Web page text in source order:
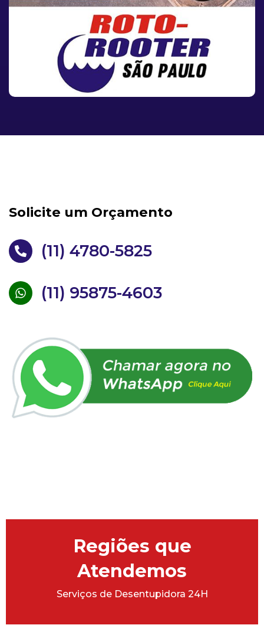
Solicite um Orçamento
(11) 4780-5825
(11) 95875-4603
Regiões que
Atendemos
Serviços de Desentupidora 24H